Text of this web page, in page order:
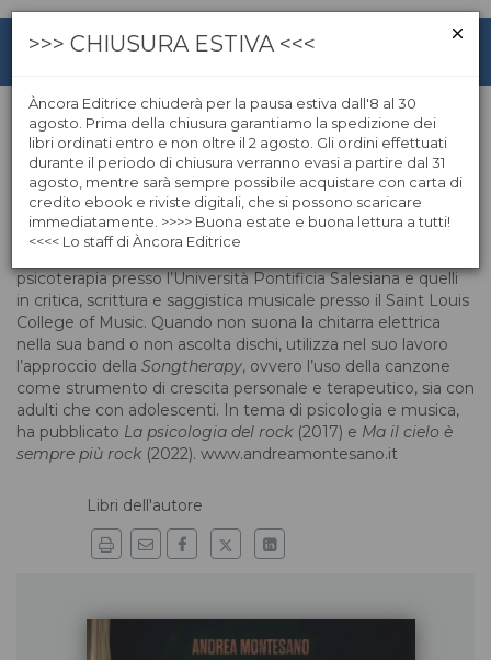
Andrea Montesano
Andrea Montesano, psicologo, psicoterapeuta e
appassionato di comunicazione, integra alla sua professione
psicoterapia presso l’Università Pontificia Salesiana e quelli
in critica, scrittura e saggistica musicale presso il Saint Louis
College of Music. Quando non suona la chitarra elettrica
nella sua band o non ascolta dischi, utilizza nel suo lavoro
l’approccio della Songtherapy, ovvero l’uso della canzone
come strumento di crescita personale e terapeutico, sia con
adulti che con adolescenti. In tema di psicologia e musica,
ha pubblicato La psicologia del rock(2017) e Ma il cielo è
sempre più rock(2022). www.andreamontesano.it
Libri dell'autore
>>> CHIUSURA ESTIVA <<<
Àncora Editrice chiuderà per la pausa estiva dall'8 al 30
agosto. Prima della chiusura garantiamo la spedizione dei
libri ordinati entro e non oltre il 2 agosto. Gli ordini effettuati
durante il periodo di chiusura verranno evasi a partire dal 31
agosto, mentre sarà sempre possibile acquistare con carta di
credito ebook e riviste digitali, che si possono scaricare
immediatamente. >>>> Buona estate e buona lettura a tutti!
<<<< Lo staff di Àncora Editrice